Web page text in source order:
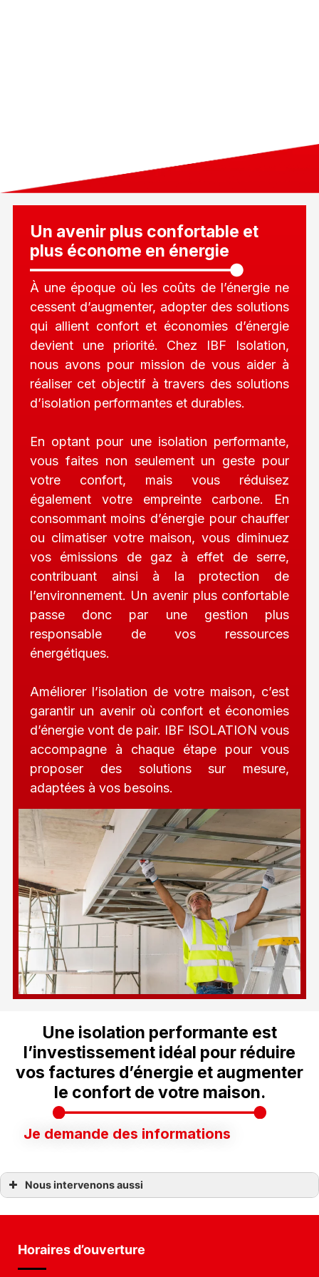
Un avenir plus confortable et
plus économe en énergie
À une époque où les coûts de l’énergie ne
cessent d’augmenter, adopter des solutions
qui allient confort et économies d’énergie
devient une priorité. Chez IBF Isolation,
nous avons pour mission de vous aider à
réaliser cet objectif à travers des solutions
d’isolation performantes et durables.
En optant pour une isolation performante,
vous faites non seulement un geste pour
votre confort, mais vous réduisez
également votre empreinte carbone. En
consommant moins d’énergie pour chauffer
ou climatiser votre maison, vous diminuez
vos émissions de gaz à effet de serre,
contribuant ainsi à la protection de
l’environnement. Un avenir plus confortable
passe donc par une gestion plus
responsable de vos ressources
énergétiques.
Améliorer l’isolation de votre maison, c’est
garantir un avenir où confort et économies
d’énergie vont de pair. IBF ISOLATION vous
accompagne à chaque étape pour vous
proposer des solutions sur mesure,
adaptées à vos besoins.
Une isolation performante est
l’investissement idéal pour réduire
vos factures d’énergie et augmenter
le confort de votre maison.
Je demande des informations
Nous intervenons aussi
Isolation vertou
Isolation fontenay-le-comte
Isolation saint-fulgent
Horaires d’ouverture